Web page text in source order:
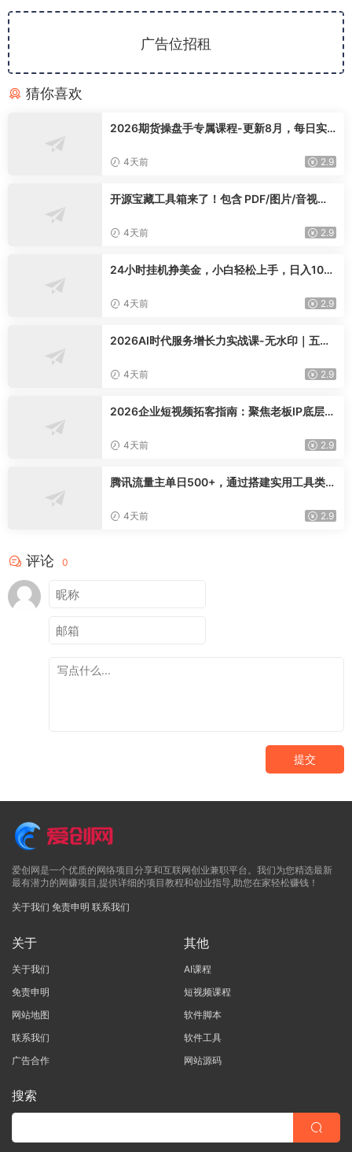
广告位招租
猜你喜欢
2026期货操盘手专属课程-更新8月，每日实
4天前 2.9
开源宝藏工具箱来了！包含 PDF/图片/音视频/
knit-desktop
4天前 2.9
24小时挂机挣美金，小白轻松上手，日入100
4天前 2.9
2026AI时代服务增长力实战课-无水印｜五力
卷实现长效业绩增长
4天前 2.9
2026企业短视频拓客指南：聚焦老板IP底层逻
交完整获客链路
4天前 2.9
腾讯流量主单日500+，通过搭建实用工具类小
4天前 2.9
评论 0
提交
爱创网是一个优质的网络项目分享和互联网创业兼职平台。我们为您精选最新
最有潜力的网赚项目,提供详细的项目教程和创业指导,助您在家轻松赚钱！
关于我们 免责申明 联系我们
关于
关于我们
免责申明
网站地图
联系我们
广告合作
其他
AI课程
短视频课程
软件脚本
软件工具
网站源码
搜索